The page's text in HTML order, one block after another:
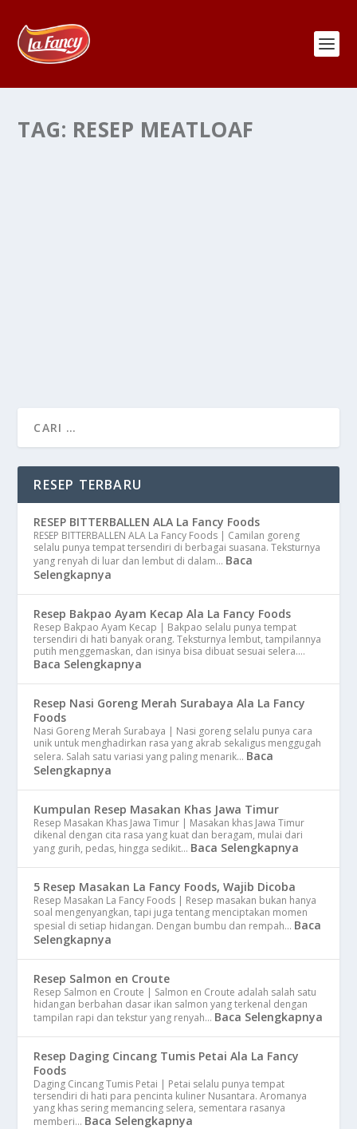
TAG: RESEP MEATLOAF
RESEP TERBARU
RESEP BITTERBALLEN ALA La Fancy Foods
RESEP BITTERBALLEN ALA La Fancy Foods | Camilan goreng
selalu punya tempat tersendiri di berbagai suasana. Teksturnya
yang renyah di luar dan lembut di dalam… Baca
Selengkapnya
Resep Bakpao Ayam Kecap Ala La Fancy Foods
Resep Bakpao Ayam Kecap | Bakpao selalu punya tempat
tersendiri di hati banyak orang. Teksturnya lembut, tampilannya
putih menggemaskan, dan isinya bisa dibuat sesuai selera.…
Baca Selengkapnya
Resep Nasi Goreng Merah Surabaya Ala La Fancy
Foods
Nasi Goreng Merah Surabaya | Nasi goreng selalu punya cara
unik untuk menghadirkan rasa yang akrab sekaligus menggugah
selera. Salah satu variasi yang paling menarik… Baca
Selengkapnya
Kumpulan Resep Masakan Khas Jawa Timur
Resep Masakan Khas Jawa Timur | Masakan khas Jawa Timur
dikenal dengan cita rasa yang kuat dan beragam, mulai dari
yang gurih, pedas, hingga sedikit… Baca Selengkapnya
5 Resep Masakan La Fancy Foods, Wajib Dicoba
Resep Masakan La Fancy Foods | Resep masakan bukan hanya
soal mengenyangkan, tapi juga tentang menciptakan momen
spesial di setiap hidangan. Dengan bumbu dan rempah… Baca
Selengkapnya
Resep Salmon en Croute
Resep Salmon en Croute | Salmon en Croute adalah salah satu
hidangan berbahan dasar ikan salmon yang terkenal dengan
tampilan rapi dan tekstur yang renyah… Baca Selengkapnya
Resep Daging Cincang Tumis Petai Ala La Fancy
Foods
Daging Cincang Tumis Petai | Petai selalu punya tempat
tersendiri di hati para pencinta kuliner Nusantara. Aromanya
yang khas sering memancing selera, sementara rasanya
memberi… Baca Selengkapnya